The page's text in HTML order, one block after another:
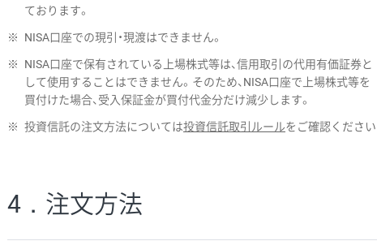
ております。
※ NISA口座での現引・現渡はできません。
※
NISA口座で保有されている上場株式等は、信用取引の代用有価証券と
して使用することはできません。そのため、NISA口座で上場株式等を
買付けた場合、受入保証金が買付代金分だけ減少します。
※ 投資信託の注文方法については投資信託取引ルールをご確認ください
4．注文方法